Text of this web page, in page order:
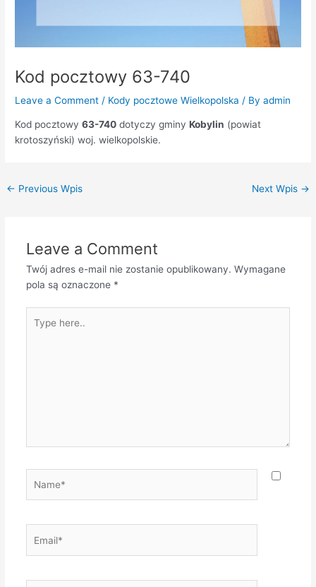
Kod pocztowy 63-740
Leave a Comment / Kody pocztowe Wielkopolska / Byadmin
Kod pocztowy63-740 dotyczy gminyKobylin (powiat
krotoszyński) woj. wielkopolskie.
← Previous Wpis Next Wpis →
Leave a Comment
Twój adres e-mail nie zostanie opublikowany. Wymagane
pola są oznaczone *
here..